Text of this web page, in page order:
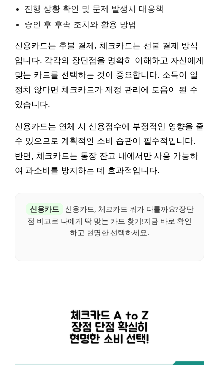
진행 상황 확인 및 문제 발생시 대응책
승인 후 후속 조치와 활용 방법
신용카드는 후불 결제, 체크카드는 선불 결제 방식
입니다. 각각의 장단점을 명확히 이해하고 자신에게
맞는 카드를 선택하는 것이 중요합니다. 소득이 일
정치 않다면 체크카드가 재정 관리에 도움이 될 수
있습니다.
신용카드는 연체 시 신용점수에 부정적인 영향을 줄
수 있으므로 계획적인 소비 습관이 필수적입니다.
반면, 체크카드는 통장 잔고 내에서만 사용 가능하
여 과소비를 방지하는 데 효과적입니다.
신용카드
신용카드, 체크카드 뭐가 다를까요?장단
점 비교로 나에게 딱 맞는 카드 찾기!지금 바로 확인
하고 현명한 선택하세요.